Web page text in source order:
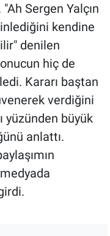
Sergen Yalçın
kendine
denilen
hiç de
Kararı baştan
verdiğini
yüzünden büyük
anlattı.